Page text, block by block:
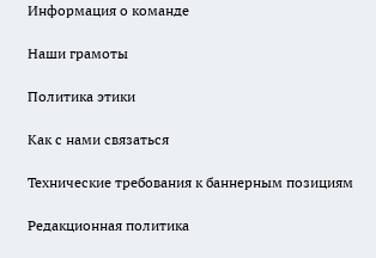
Информация о команде
Наши грамоты
Политика этики
Как с нами связаться
Технические требования к баннерным позициям
Редакционная политика